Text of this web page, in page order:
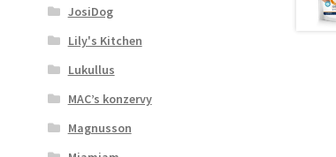
JosiDog
Lily's Kitchen
Lukullus
MAC’s konzervy
Magnusson